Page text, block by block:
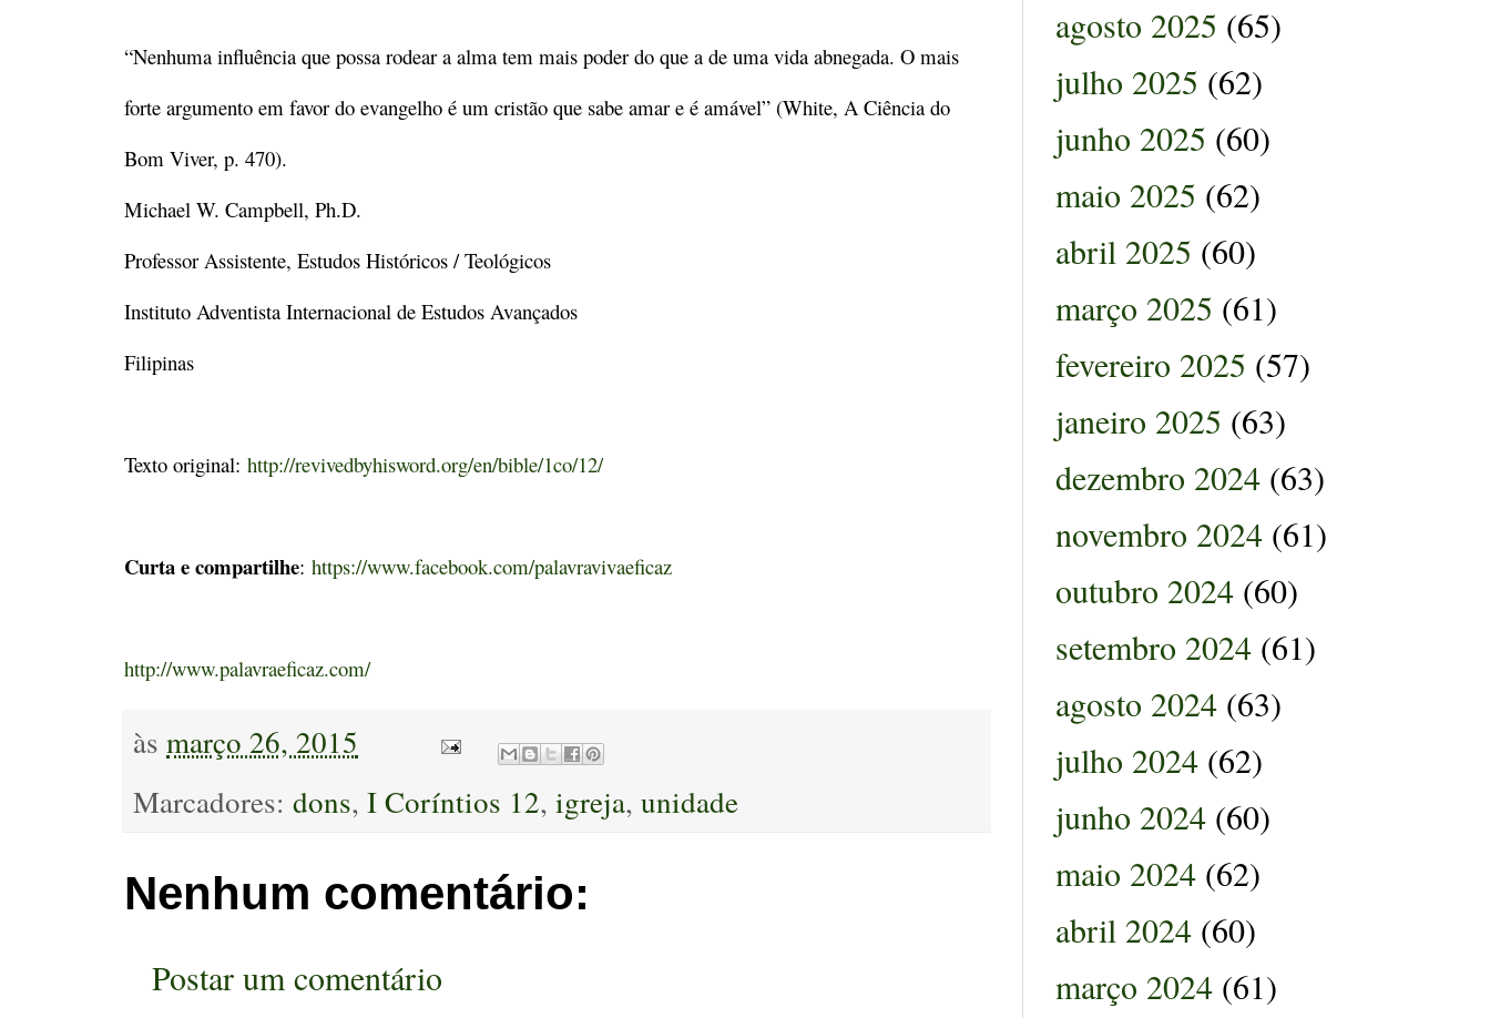
“Nenhuma influência que possa rodear a alma tem mais poder do que a de uma vida abnegada. O mais
forte argumento em favor do evangelho é um cristão que sabe amar e é amável” (White, A Ciência do
Bom Viver, p. 470).
Michael W. Campbell, Ph.D.
Professor Assistente, Estudos Históricos / Teológicos
Instituto Adventista Internacional de Estudos Avançados
Filipinas
Texto original: http://revivedbyhisword.org/en/bible/1co/12/
Curta e compartilhe: https://www.facebook.com/palavravivaeficaz
http://www.palavraeficaz.com/
às março 26, 2015
Marcadores: dons, I Coríntios 12, igreja, unidade
Nenhum comentário:
Postar um comentário
agosto 2025 (65)
julho 2025 (62)
junho 2025 (60)
maio 2025 (62)
abril 2025 (60)
março 2025 (61)
fevereiro 2025 (57)
janeiro 2025 (63)
dezembro 2024 (63)
novembro 2024 (61)
outubro 2024 (60)
setembro 2024 (61)
agosto 2024 (63)
julho 2024 (62)
junho 2024 (60)
maio 2024 (62)
abril 2024 (60)
março 2024 (61)